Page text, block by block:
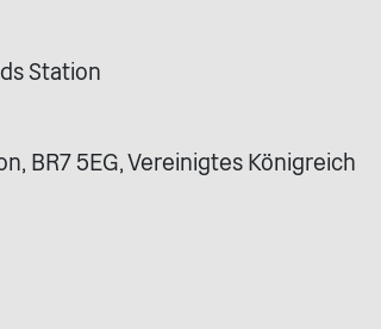
Station
BR7 5EG, Vereinigtes Königreich